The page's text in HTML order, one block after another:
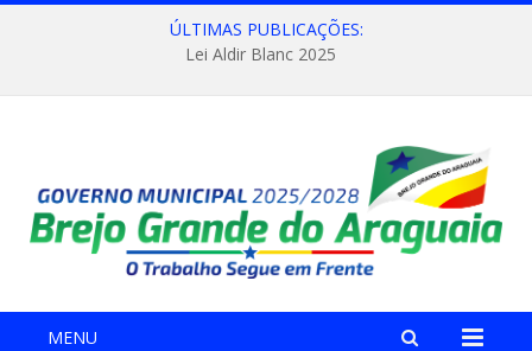
ÚLTIMAS PUBLICAÇÕES:
Lei Aldir Blanc 2025
MENU